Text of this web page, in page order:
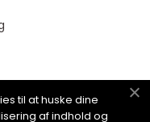
til at huske dine
af indhold og